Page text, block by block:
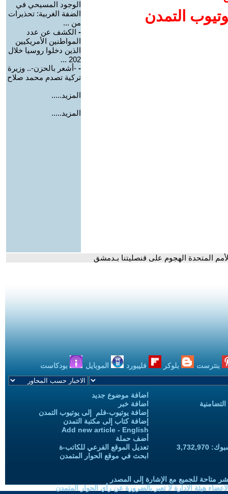
التمدن
الوجود المسيحي في
الضفة الغربية: تحذيرات
من ...
- الكشف عن عدد
المواطنين الأمريكيين
الذين دخلوا روسيا خلال
202 ...
- -أشعر بالحزن-.. وزيرة
تركية تصدم محمد صلاح
المزيد.....
المزيد.....
المتحدة الهجوم على قنصليتنا بـدمشق
بنترست بلوكر فليبورد الموبايل بودكاست
اضافة موضوع جديد
اضافة خبر
إضافة يوتيوب-فلم إلى يوتيوب التمدن
إضافة كتاب إلى مكتبة التمدن
Add new article - English
أضف حملة
تعديل الموقع الفرعي للكاتب-ة
ابحث في موقع الحوار المتمدن
متاحة للجميع مع الإشارة إلى المصدر
هيئة الادارة لا تعبر بالضرورة عن رأي الحوار المتمدن